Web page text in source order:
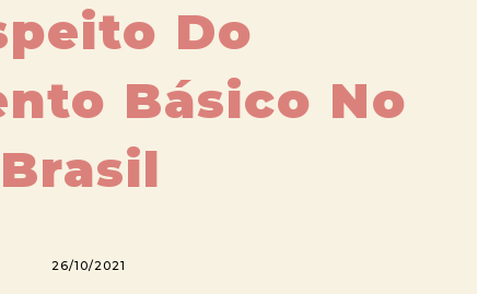
Do
Básico No
Brasil
26/10/2021